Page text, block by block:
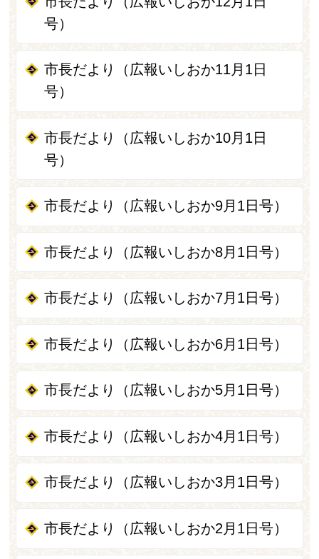
号）
市長だより（広報いしおか11月1日
号）
市長だより（広報いしおか10月1日
号）
市長だより（広報いしおか9月1日号）
市長だより（広報いしおか8月1日号）
市長だより（広報いしおか7月1日号）
市長だより（広報いしおか6月1日号）
市長だより（広報いしおか5月1日号）
市長だより（広報いしおか4月1日号）
市長だより（広報いしおか3月1日号）
市長だより（広報いしおか2月1日号）